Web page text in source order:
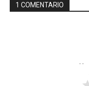
1 COMENTARIO